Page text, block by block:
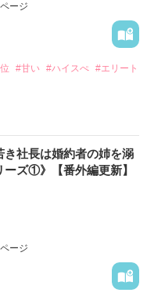
ージ
#甘い #ハイスぺ #エリート
織は、
き社長は婚約者の姉を溺
ズ①》【番外編更新】
ージ